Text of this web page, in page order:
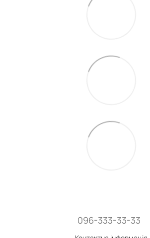
096-333-33-33